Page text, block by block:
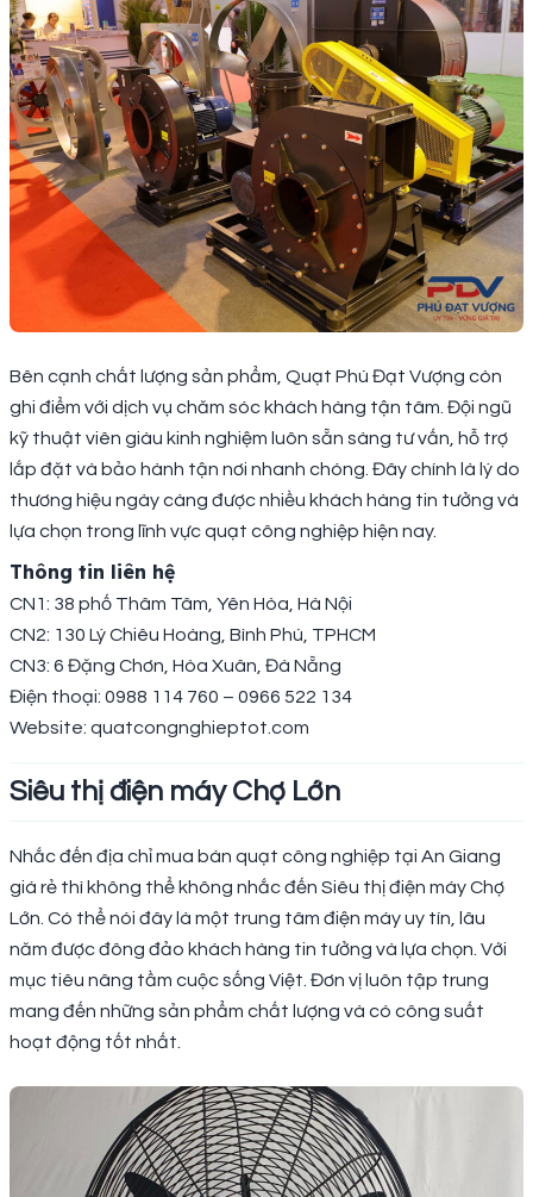
Bên cạnh chất lượng sản phẩm, Quạt Phú Đạt Vượng còn
ghi điểm với dịch vụ chăm sóc khách hàng tận tâm. Đội ngũ
kỹ thuật viên giàu kinh nghiệm luôn sẵn sàng tư vấn, hỗ trợ
lắp đặt và bảo hành tận nơi nhanh chóng. Đây chính là lý do
thương hiệu ngày càng được nhiều khách hàng tin tưởng và
lựa chọn trong lĩnh vực quạt công nghiệp hiện nay.
Thông tin liên hệ
CN1: 38 phố Thâm Tâm, Yên Hòa, Hà Nội
CN2: 130 Lý Chiêu Hoàng, Bình Phú, TPHCM
CN3: 6 Đặng Chơn, Hòa Xuân, Đà Nẵng
Điện thoại: 0988 114 760 – 0966 522 134
Website: quatcongnghieptot.com
Siêu thị điện máy Chợ Lớn
Nhắc đến địa chỉ mua bán quạt công nghiệp tại An Giang
giá rẻ thì không thể không nhắc đến Siêu thị điện máy Chợ
Lớn. Có thể nói đây là một trung tâm điện máy uy tín, lâu
năm được đông đảo khách hàng tin tưởng và lựa chọn. Với
mục tiêu nâng tầm cuộc sống Việt. Đơn vị luôn tập trung
mang đến những sản phẩm chất lượng và có công suất
hoạt động tốt nhất.